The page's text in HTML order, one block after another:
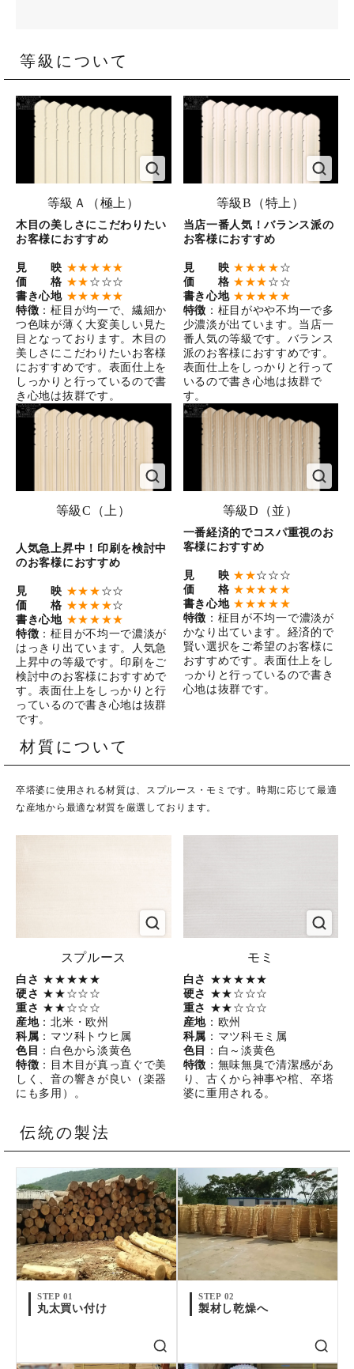
等級について
等級Ａ（極上）
木目の美しさにこだわりたい
お客様におすすめ
見 映 ★★★★★
価 格 ★★ ☆☆☆
書き心地 ★★★★★
特徴 ：柾目が均一で、繊細か
つ色味が薄く大変美しい見た
目となっております。木目の
美しさにこだわりたいお客様
におすすめです。表面仕上を
しっかりと行っているので書
き心地は抜群です。
等級B（特上）
当店一番人気！バランス派の
お客様におすすめ
見 映 ★★★★ ☆
価 格 ★★★ ☆☆
書き心地 ★★★★★
特徴 ：柾目がやや不均一で多
少濃淡が出ています。当店一
番人気の等級です。バランス
派のお客様におすすめです。
表面仕上をしっかりと行って
いるので書き心地は抜群で
す。
等級C（上）
人気急上昇中！印刷を検討中
のお客様におすすめ
見 映 ★★★ ☆☆
価 格 ★★★★☆
書き心地 ★★★★★
特徴 ：柾目が不均一で濃淡が
はっきり出ています。人気急
上昇中の等級です。印刷をご
検討中のお客様におすすめで
す。表面仕上をしっかりと行
っているので書き心地は抜群
です。
等級D（並）
一番経済的でコスパ重視のお
客様におすすめ
見 映 ★★☆☆☆
価 格 ★★★★★
書き心地 ★★★★★
特徴 ：柾目が不均一で濃淡が
かなり出ています。経済的で
賢い選択をご希望のお客様に
おすすめです。表面仕上をし
っかりと行っているので書き
心地は抜群です。
材質について
卒塔婆に使用される材質は、スプルース・モミです。時期に応じて最適
な産地から最適な材質を厳選しております。
スプルース
白さ ★★★★★
硬さ ★★☆☆☆
重さ ★★☆☆☆
産地：北米・欧州
科属 ：マツ科トウヒ属
色目 ：白色から淡黄色
特徴 ：目木目が真っ直ぐで美
しく、音の響きが良い（楽器
にも多用）。
モミ
白さ ★★★★★
硬さ ★★☆☆☆
重さ ★★☆☆☆
産地：欧州
科属 ：マツ科モミ属
色目
：白～淡黄色
特徴 ：無味無臭で清潔感があ
り、古くから神事や棺、卒塔
婆に重用される。
伝統の製法
STEP 01
丸太買い付け
STEP 02
製材し乾燥へ